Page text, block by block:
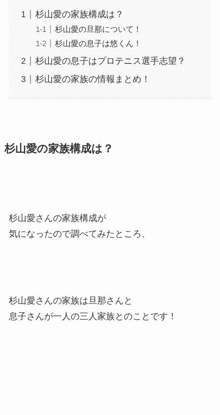
杉山愛の家族構成は？
杉山愛の旦那について！
杉山愛の息子は悠くん！
杉山愛の息子はプロテニス選手志望？
杉山愛の家族の情報まとめ！
杉山愛の家族構成は？
杉山愛さんの家族構成が
気になったので調べてみたところ、
杉山愛さんの家族は旦那さんと
息子さんが一人の三人家族とのことです！